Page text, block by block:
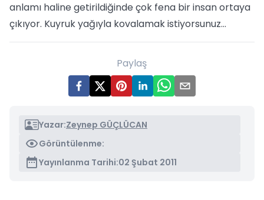
anlamı haline getirildiğinde çok fena bir insan ortaya
çıkıyor. Kuyruk yağıyla kovalamak istiyorsunuz…
Paylaş
Yazar:Zeynep GÜÇLÜCAN
Görüntülenme:
Yayınlanma Tarihi:02 Şubat 2011